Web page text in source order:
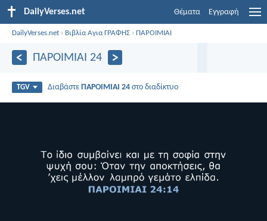
DailyVerses.net Θέματα Εγγραφή
DailyVerses.net › Βιβλία Αγια ΓΡΑΦΗΣ › ΠΑΡΟΙΜΙΑΙ
ΠΑΡΟΙΜΙΑΙ 24
TGV Διαβάστε ΠΑΡΟΙΜΙΑΙ 24 στο διαδίκτυο